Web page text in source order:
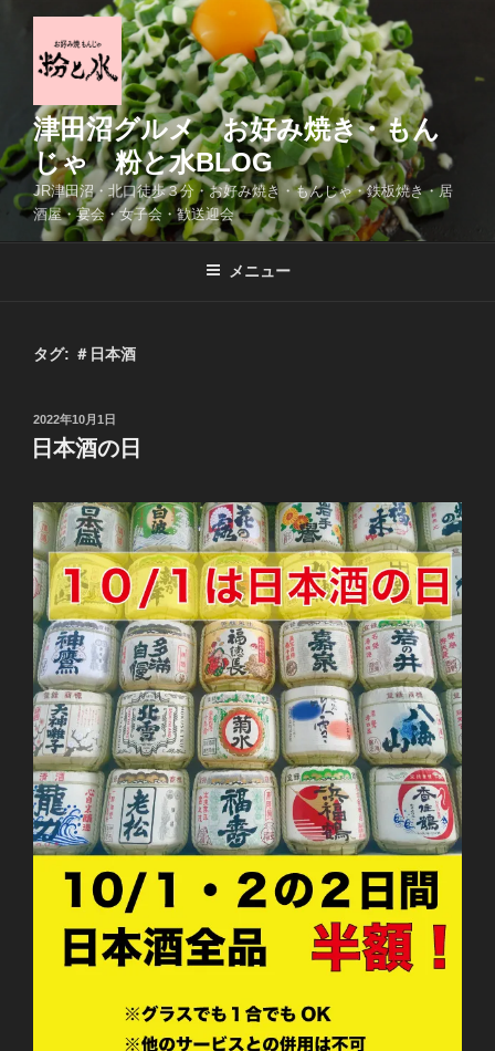
へ
ス
キ
津田沼グルメ お好み焼き・もん
じゃ 粉と水BLOG
JR津田沼・北口徒歩３分・お好み焼き・もんじゃ・鉄板焼き・居
酒屋・宴会・女子会・歓送迎会
メニュー
タグ: ＃日本酒
投
稿
日:
2022年10月1日
日本酒の日